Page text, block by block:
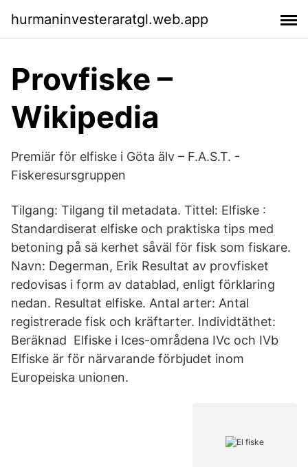
hurmaninvesteraratgl.web.app
Provfiske –
Wikipedia
Premiär för elfiske i Göta älv – F.A.S.T. -
Fiskeresursgruppen
Tilgang: Tilgang til metadata. Tittel: Elfiske :
Standardiserat elfiske och praktiska tips med
betoning på sä kerhet såväl för fisk som fiskare.
Navn: Degerman, Erik Resultat av provfisket
redovisas i form av datablad, enligt förklaring
nedan. Resultat elfiske. Antal arter: Antal
registrerade fisk och kräftarter. Individtäthet:
Beräknad Elfiske i Ices-områdena IVc och IVb
Elfiske är för närvarande förbjudet inom
Europeiska unionen.